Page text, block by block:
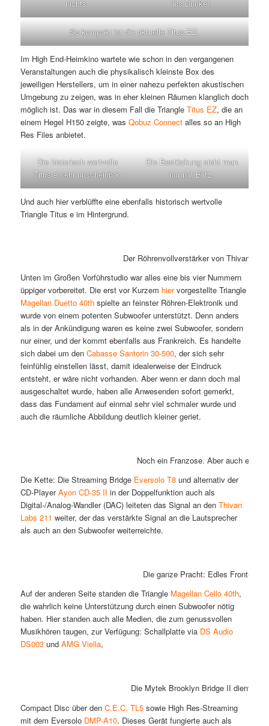
nichts.
ins Dunkel.
So kompakt ist die aktuelle Titus EZ.
Im High End-Heimkino wartete wie schon in den vergangenen
Veranstaltungen auch die physikalisch kleinste Box des
jeweiligen Herstellers, um in einer nahezu perfekten akustischen
Umgebung zu zeigen, was in eher kleinen Räumen klanglich doch
möglich ist. Das war in diesem Fall die Triangle Titus EZ, die an
einem Hegel H150 zeigte, was Qobuz Connectalles so an High
Res Files anbietet.
Die historisch wertvolle
Titus e sehr unscheinbar.
Die Bestückung sieht man
nur mit Blitz.
Und auch hier verblüffte eine ebenfalls historisch wertvolle
Triangle Titus e im Hintergrund.
Der Röhrenvollverstärker von Thivan
Unten im Großen Vorführstudio war alles eine bis vier Nummern
üppiger vorbereitet. Die erst vor Kurzem hiervorgestellte Triangle
Magellan Duetto 40thspielte an feinster Röhren-Elektronik und
wurde von einem potenten Subwoofer unterstützt. Denn anders
als in der Ankündigung waren es keine zwei Subwoofer, sondern
nur einer, und der kommt ebenfalls aus Frankreich. Es handelte
sich dabei um den Cabasse Santorin 30-500, der sich sehr
feinfühlig einstellen lässt, damit idealerweise der Eindruck
entsteht, er wäre nicht vorhanden. Aber wenn er dann doch mal
ausgeschaltet wurde, haben alle Anwesenden sofort gemerkt,
dass das Fundament auf einmal sehr viel schmaler wurde und
auch die räumliche Abbildung deutlich kleiner geriet.
Noch ein Franzose. Aber auch ein
Die Kette: Die Streaming Bridge Eversolo T8und alternativ der
CD-PlayerAyon CD-35 II in der Doppelfunktion auch als
Digital-/Analog-Wandler (DAC) leiteten das Signal an den Thivan
Labs 211 weiter, der das verstärkte Signal an die Lautsprecher
als auch an den Subwoofer weiterreichte.
Die ganze Pracht: Edles Front-
Auf der anderen Seite standen die Triangle Magellan Cello 40th,
die wahrlich keine Unterstützung durch einen Subwoofer nötig
haben. Hier standen auch alle Medien, die zum genussvollen
Musikhören taugen, zur Verfügung: Schallplatte via DS Audio
DS003und AMG Viella,
Die Mytek Brooklyn Bridge II diente
Compact Disc über den C.E.C. TL5sowie High Res-Streaming
mit dem Eversolo DMP-A10. Dieses Gerät fungierte auch als